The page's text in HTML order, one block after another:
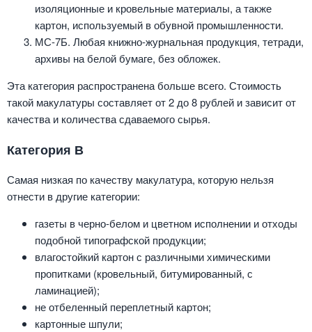
изоляционные и кровельные материалы, а также
картон, используемый в обувной промышленности.
МС-7Б. Любая книжно-журнальная продукция, тетради,
архивы на белой бумаге, без обложек.
Эта категория распространена больше всего. Стоимость
такой макулатуры составляет от 2 до 8 рублей и зависит от
качества и количества сдаваемого сырья.
Категория В
Самая низкая по качеству макулатура, которую нельзя
отнести в другие категории:
газеты в черно-белом и цветном исполнении и отходы
подобной типографской продукции;
влагостойкий картон с различными химическими
пропитками (кровельный, битумированный, с
ламинацией);
не отбеленный переплетный картон;
картонные шпули;